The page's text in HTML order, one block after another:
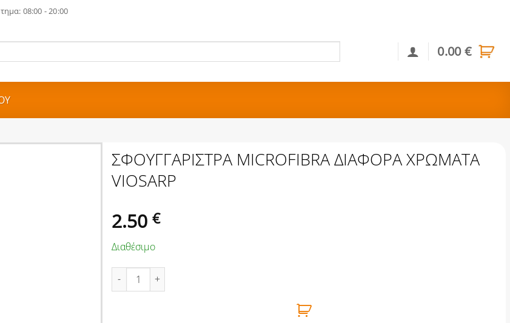
08:00 - 20:00
0.00€
ΣΦΟΥΓΓΑΡΙΣΤΡΑ MICROFIBRA ΔΙΑΦΟΡΑ ΧΡΩΜΑΤΑ
VIOSARP
2.50 €
Διαθέσιμο
ΣΦΟΥΓΓΑΡΙΣΤΡΑ MICROFIBRA ΔΙΑΦΟΡΑ ΧΡΩΜΑΤΑ VIOSARP ποσότητα